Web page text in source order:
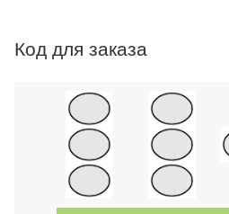
Код для заказа